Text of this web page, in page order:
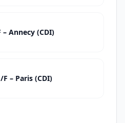
Annecy (CDI)
– Paris (CDI)